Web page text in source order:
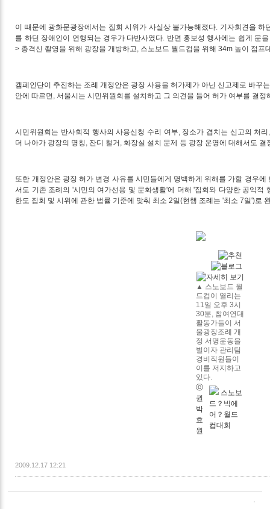
이 때문에 광화문광장에서는 집회 시위가 사실상 불가능해졌다. 기자회견을 하
를 하던 장애인이 연행되는 경우가 다반사였다. 반면 홍보성 행사에는 쉽게 문
> 총격신 촬영을 위해 광장을 개방하고, 스노보드 월드컵을 위해 34m 높이 점프
캠페인단이 추진하는 조례 개정안은 광장 사용을 허가제가 아닌 신고제로 바꾸
안에 따르면, 서울시는 시민위원회를 설치하고 그 의견을 들어 허가 여부를 결정
시민위원회는 반사회적 행사의 사용신청 수리 여부, 장소가 겹치는 신고의 처
더 나아가 광장의 명칭, 잔디 철거, 화장실 설치 문제 등 광장 운영에 대해서도 결
또한 개정안은 광장 허가 변경 사유를 시민들에게 명백하게 위해를 가할 경우에
서도 기존 조례의 '시민의 여가선용 및 문화생활'에 더해 '집회와 다양한 공익적
한도 집회 및 시위에 관한 법률 기준에 맞춰 최소 2일(현행 조례는 '최소 7일')로
▲ 스노보드 월
드컵이 열리는
11일 오후 3시
30분, 참여연대
활동가들이 서
울광장조례 개
정 서명운동을
벌이자 관리팀
경비직원들이
이를 저지하고
있다.
ⓒ
권
박
효
원
스노보
드？빅에
어？월드
컵대회
2009.12.17 12:21